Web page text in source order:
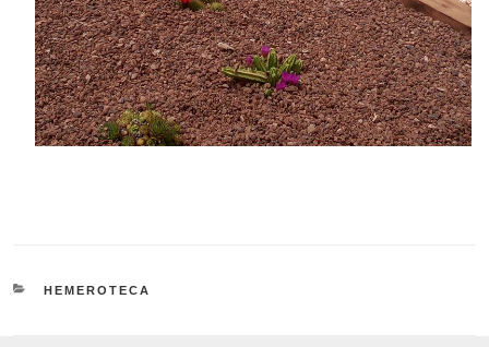
CATEGORÍAS
HEMEROTECA